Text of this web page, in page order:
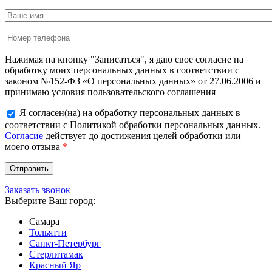
Нажимая на кнопку "Записаться", я даю свое согласие на
обработку моих персональных данных в соответствии с
законом №152-ФЗ «О персональных данных» от 27.06.2006 и
принимаю условия пользовательского соглашения
Я согласен(на) на обработку персональных данных в
соответствии с Политикой обработки персональных данных.
Согласие действует до достижения целей обработки или
моего отзыва *
Заказать звонок
Выберите Ваш город:
Самара
Тольятти
Санкт-Петербург
Стерлитамак
Красный Яр